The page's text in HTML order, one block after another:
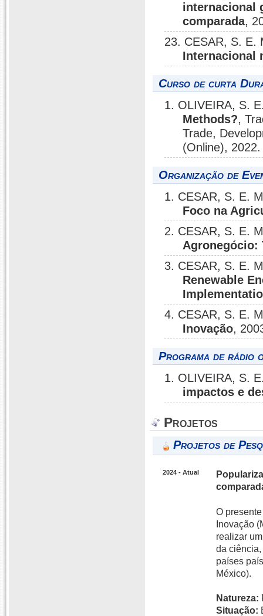
internacional
comparada,
23. CESAR, S. E.
Internacional
Curso de curta
1. OLIVEIRA, S.
Methods?,
Trade,
(Online), 2022.
Organização de
1. CESAR, S. E.
Foco na
2. CESAR, S. E.
Agronegócio:
3. CESAR, S. E.
Renewable
4. CESAR, S. E.
Inovação,
Programa de rádio
1. OLIVEIRA, S.
impactos e
Projetos
Projetos de
2024 - Atual
O
Inovação
realizar
da
países
México).
Natureza:
Situação: